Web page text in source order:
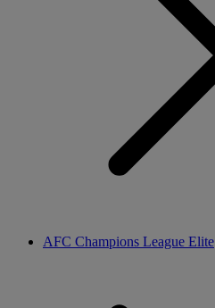
AFC Champions League Elite